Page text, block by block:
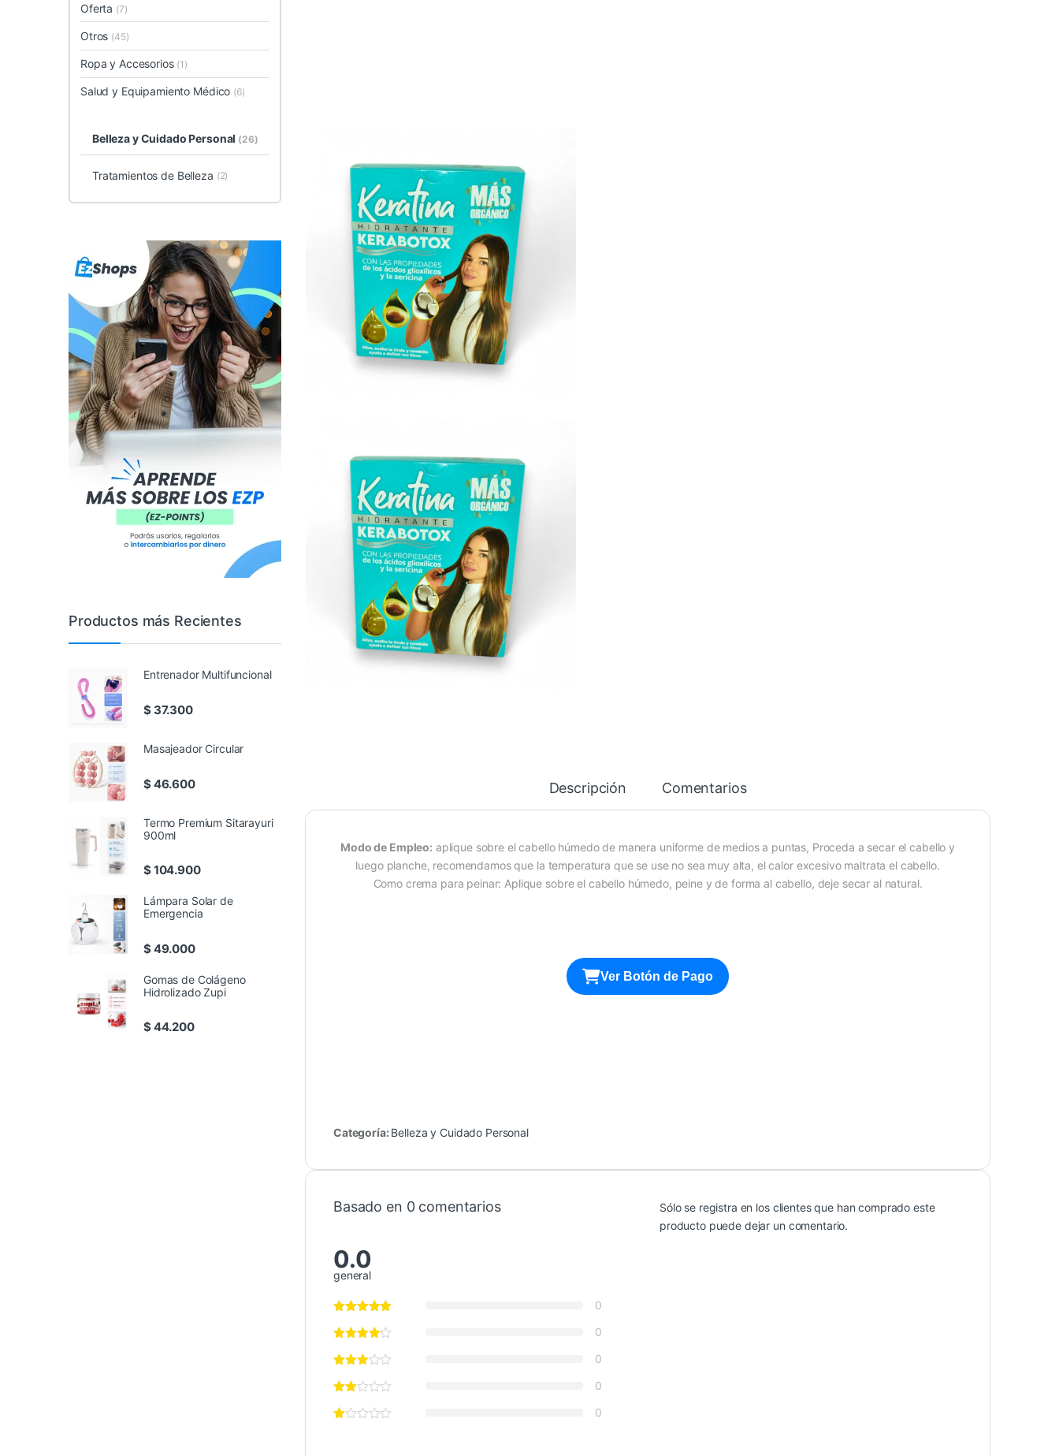
Descripción Comentarios
Modo de Empleo: aplique sobre el cabello húmedo de manera uniforme de medios a puntas, Proceda a secar el cabello y
luego planche, recomendamos que la temperatura que se use no sea muy alta, el calor excesivo maltrata el cabello.
Como crema para peinar: Aplique sobre el cabello húmedo, peine y de forma al cabello, deje secar al natural.
Ver Botón de Pago
Categoría: Belleza y Cuidado Personal
Basado en 0 comentarios
0.0
general
0
0
0
0
0
Sólo se registra en los clientes que han comprado este
producto puede dejar un comentario.
Oferta (7)
Otros (45)
Ropa y Accesorios (1)
Salud y Equipamiento Médico (6)
Belleza y Cuidado Personal (26)
Tratamientos de Belleza (2)
Productos más Recientes
Entrenador Multifuncional
$37.300
Masajeador Circular
$46.600
Termo Premium Sitarayuri
900ml
$104.900
Lámpara Solar de
Emergencia
$49.000
Gomas de Colágeno
Hidrolizado Zupi
$44.200